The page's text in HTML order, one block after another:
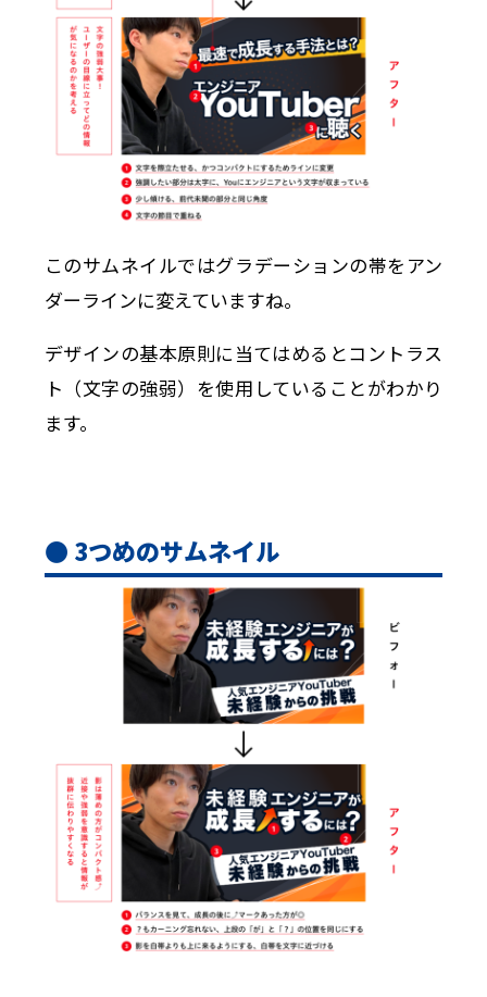
このサムネイルではグラデーションの帯をアン
ダーラインに変えていますね。
デザインの基本原則に当てはめるとコントラス
ト（文字の強弱）を使用していることがわかり
ます。
● 3つめのサムネイル